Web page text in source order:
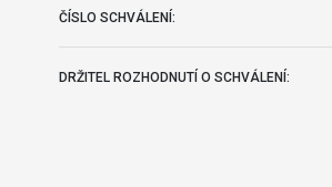
ČÍSLO SCHVÁLENÍ:
DRŽITEL ROZHODNUTÍ O SCHVÁLENÍ: